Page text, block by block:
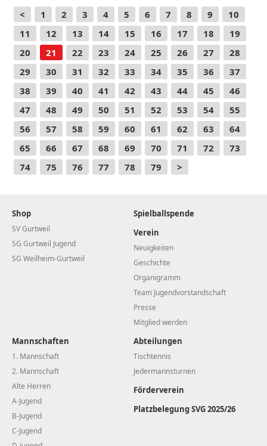
< 1 2 3 4 5 6 7 8 9
10
11
12 13 14 15 16 17 18
19
20
21 22 23 24 25 26 27
28
29
30 31 32 33 34 35 36
37
38
39 40 41 42 43 44 45
46
47
48 49 50 51 52 53 54
55
56
57 58 59 60 61 62 63
64
65
66 67 68 69 70 71 72
73
74
75 76 77 78 79 >
Shop
SV Gurtweil
SG Gurtweil Jugend
SG Weilheim-Gurtweil
Spielballspende
Verein
Neuigkeiten
Geschichte
Organigramm
Team Jugendvorstandschaft
Presse
Mitglied werden
Mannschaften
1. Mannschaft
2. Mannschaft
Alte Herren
A-Jugend
B-Jugend
C-Jugend
Abteilungen
Tischtennis
Jedermannsturnen
Förderverein
Platzbelegung SVG 2025/26